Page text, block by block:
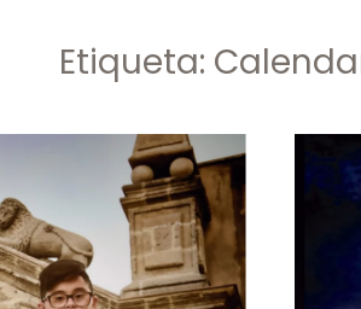
Etiqueta: